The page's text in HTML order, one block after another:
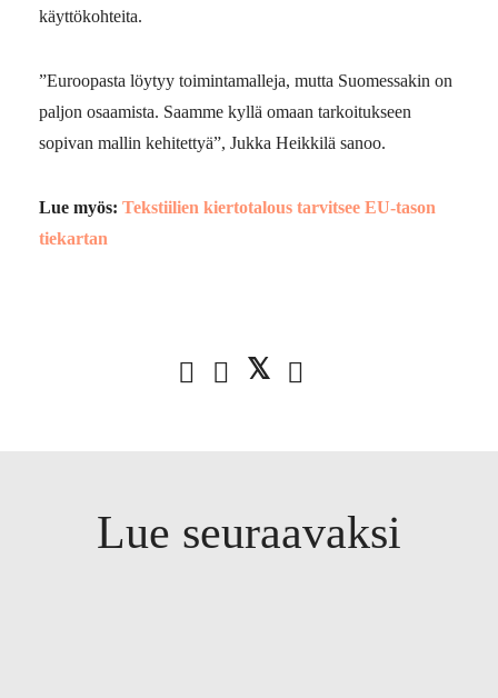
käyttökohteita.
”Euroopasta löytyy toimintamalleja, mutta Suomessakin on
paljon osaamista. Saamme kyllä omaan tarkoitukseen
sopivan mallin kehitettyä”, Jukka Heikkilä sanoo.
Lue myös: Tekstiilien kiertotalous tarvitsee EU-tason
tiekartan
Lue seuraavaksi